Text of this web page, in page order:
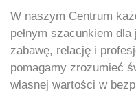
W naszym Centrum
pełnym szacunkiem
zabawę, relację i
pomagamy zrozumieć
własnej wartości w